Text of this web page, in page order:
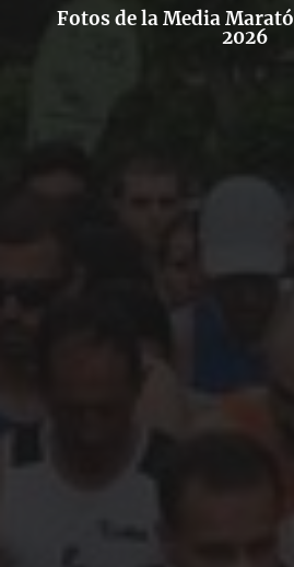
Fotos de la Media
2026